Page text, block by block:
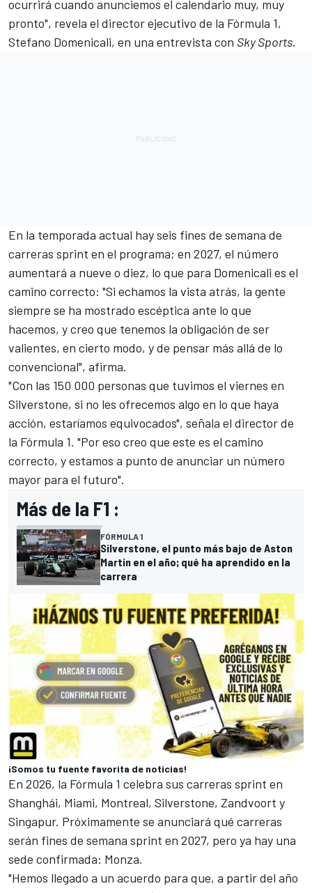
ocurrirá cuando anunciemos el calendario muy, muy
pronto", revela el director ejecutivo de la Fórmula 1,
Stefano Domenicali, en una entrevista con Sky Sports.
En la temporada actual hay seis fines de semana de
carreras sprint en el programa; en 2027, el número
aumentará a nueve o diez, lo que para Domenicali es el
camino correcto: "Si echamos la vista atrás, la gente
siempre se ha mostrado escéptica ante lo que
hacemos, y creo que tenemos la obligación de ser
valientes, en cierto modo, y de pensar más allá de lo
convencional", afirma.
"Con las 150 000 personas que tuvimos el viernes en
Silverstone, si no les ofrecemos algo en lo que haya
acción, estaríamos equivocados", señala el director de
la Fórmula 1. "Por eso creo que este es el camino
correcto, y estamos a punto de anunciar un número
mayor para el futuro".
Más de la F1 :
FÓRMULA 1
Silverstone, el punto más bajo de Aston
Martin en el año; qué ha aprendido en la
carrera
¡Somos tu fuente favorita de noticias!
En 2026, la Fórmula 1 celebra sus carreras sprint en
Shanghái, Miami, Montreal, Silverstone, Zandvoort y
Singapur. Próximamente se anunciará qué carreras
serán fines de semana sprint en 2027, pero ya hay una
sede confirmada: Monza.
"Hemos llegado a un acuerdo para que, a partir del año